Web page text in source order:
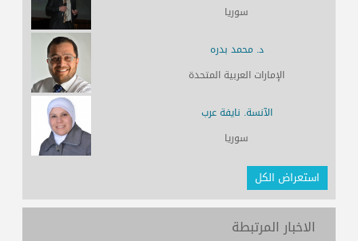
سوريا
د. محمد بدره
الإمارات العربية المتحدة
الآنسة. نايفة عرب
سوريا
استعراض الكل
الاخبار المرتبطة